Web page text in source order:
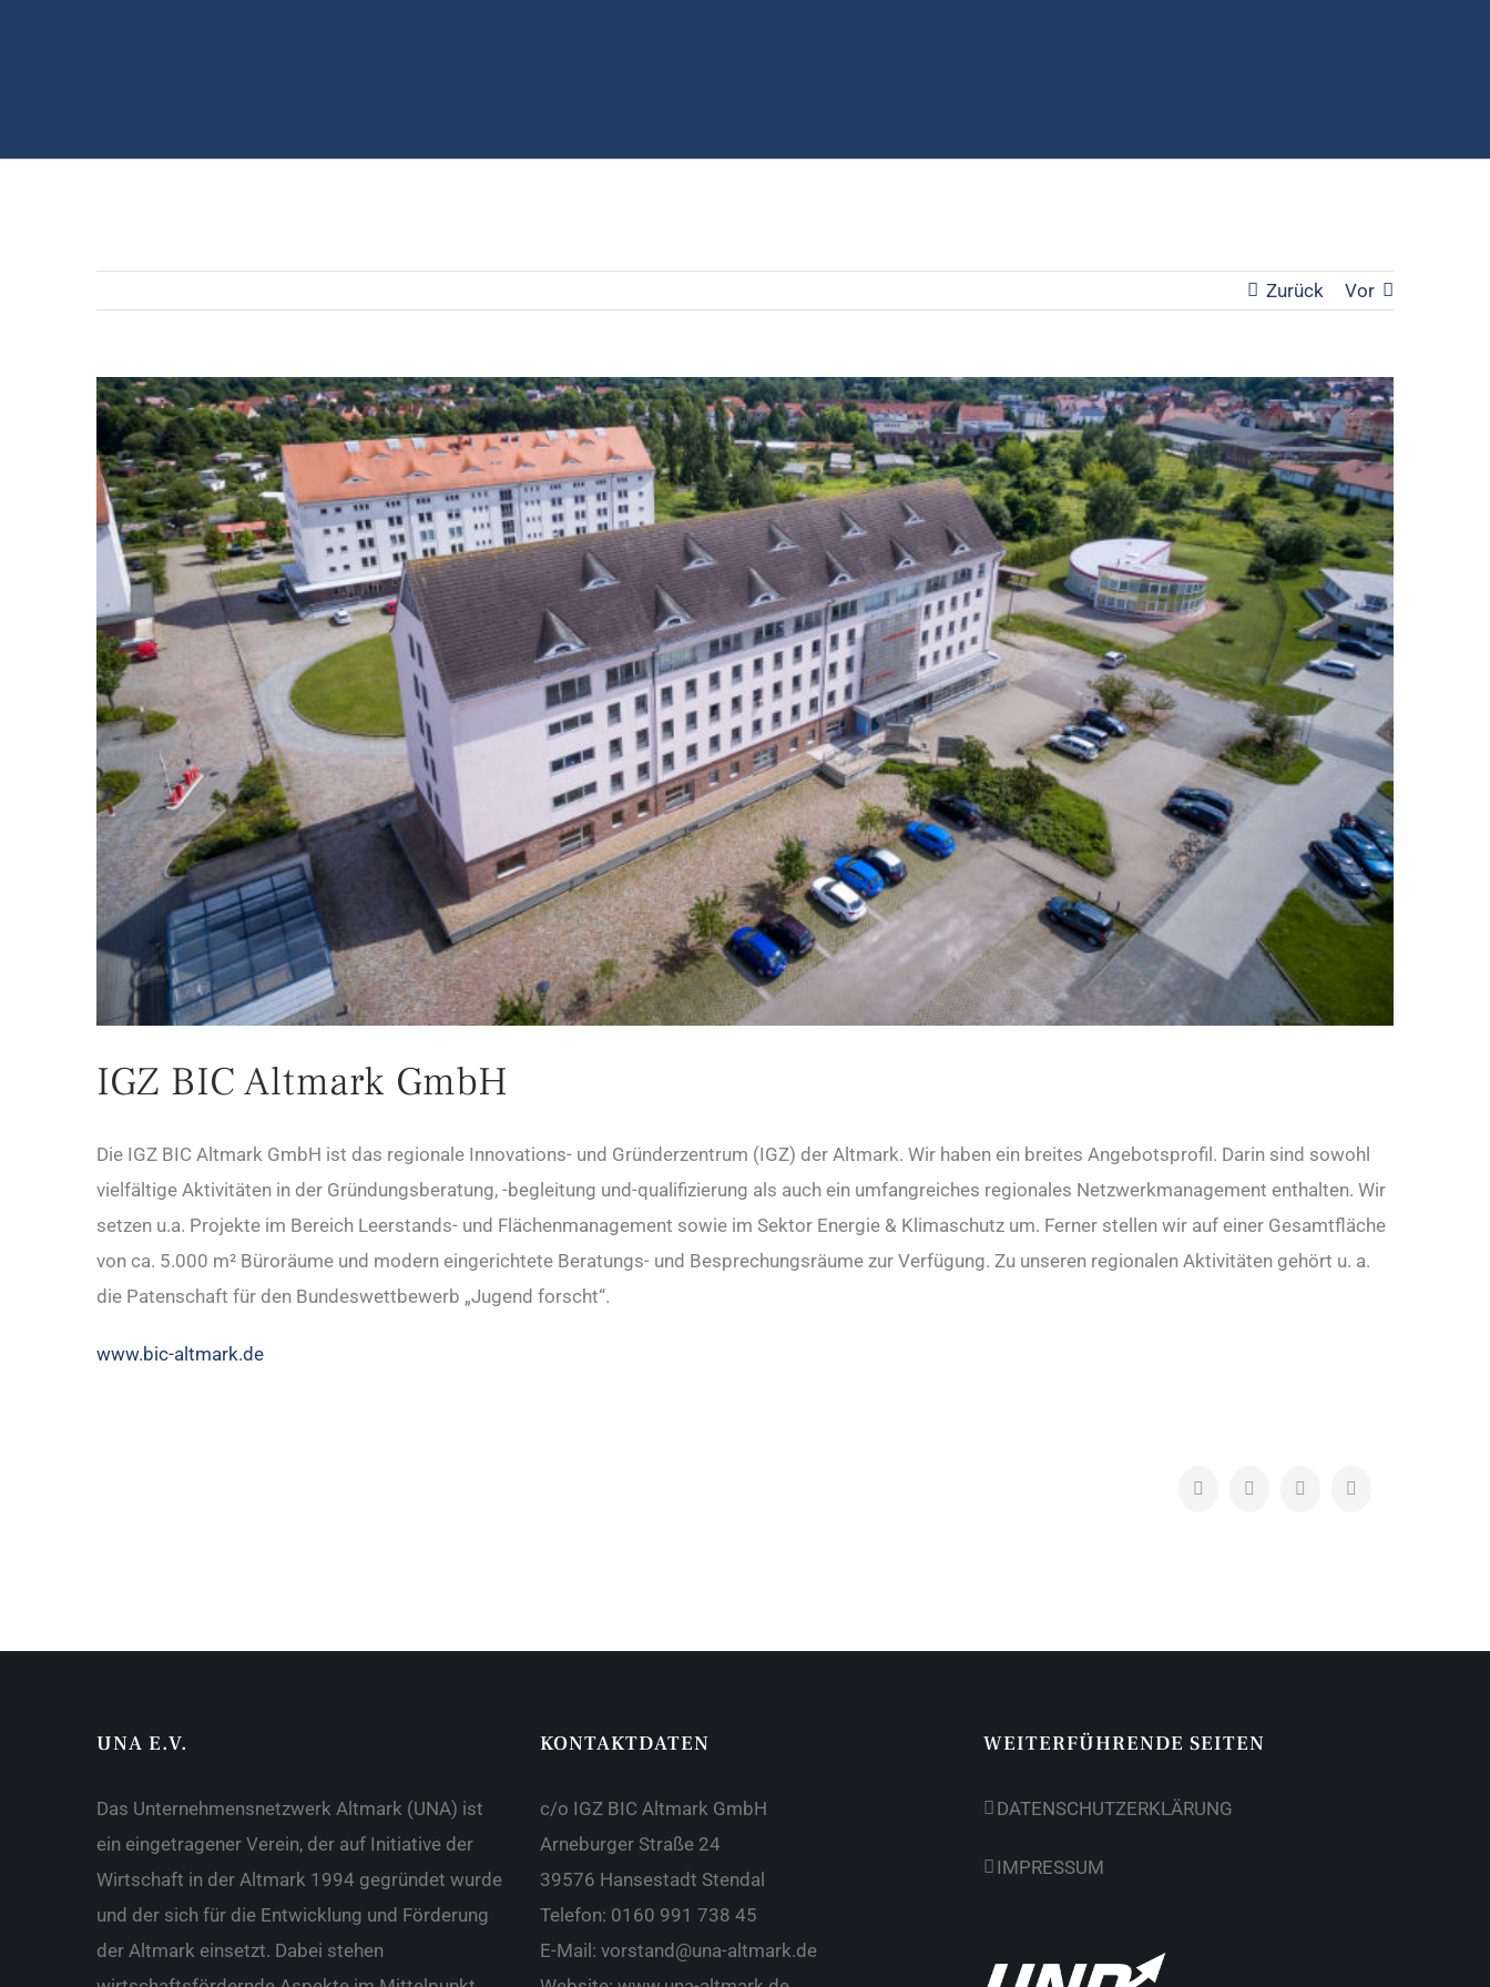
Zurück Vor
Zeige
grösseres
Bild
IGZ BIC Altmark GmbH
Die IGZ BIC Altmark GmbH ist das regionale Innovations- und Gründerzentrum (IGZ) der Altmark. Wir haben ein breites Angebotsprofil. Darin sind sowohl
vielfältige Aktivitäten in der Gründungsberatung, -begleitung und-qualifizierung als auch ein umfangreiches regionales Netzwerkmanagement enthalten. Wir
setzen u.a. Projekte im Bereich Leerstands- und Flächenmanagement sowie im Sektor Energie & Klimaschutz um. Ferner stellen wir auf einer Gesamtfläche
von ca. 5.000 m² Büroräume und modern eingerichtete Beratungs- und Besprechungsräume zur Verfügung. Zu unseren regionalen Aktivitäten gehört u. a.
die Patenschaft für den Bundeswettbewerb „Jugend forscht“.
www.bic-altmark.de
FacebookTwitter LinkedIn
UNA E.V.
Das Unternehmensnetzwerk Altmark (UNA) ist
ein eingetragener Verein, der auf Initiative der
Wirtschaft in der Altmark 1994 gegründet wurde
und der sich für die Entwicklung und Förderung
der Altmark einsetzt. Dabei stehen
KONTAKTDATEN
c/o IGZ BIC Altmark GmbH
Arneburger Straße 24
39576 Hansestadt Stendal
Telefon: 0160 991 738 45
E-Mail: vorstand@una-altmark.de
WEITERFÜHRENDE SEITEN
DATENSCHUTZERKLÄRUNG
IMPRESSUM